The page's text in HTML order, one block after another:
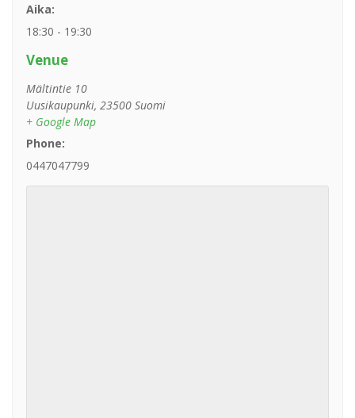
Aika:
18:30 - 19:30
Venue
Mältintie 10
Uusikaupunki, 23500 Suomi
+ Google Map
Phone:
0447047799